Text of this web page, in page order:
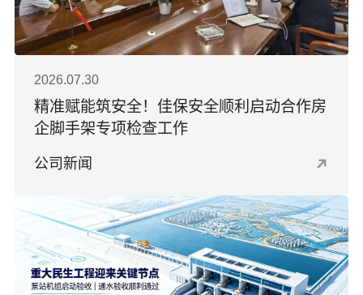
2026.07.30
精准赋能筑安全！佳保安全顺利启动合作房
企脚手架专项检查工作
公司新闻